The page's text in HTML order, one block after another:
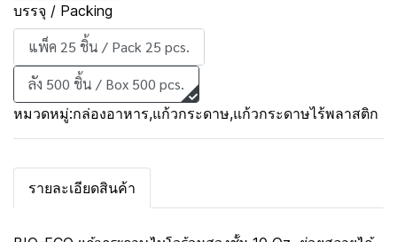
บรรจุ / Packing
แพ็ค 25 ชิ้น / Pack 25 pcs.
ลัง 500 ชิ้น / Box 500 pcs.
หมวดหมู่:กล่องอาหาร,แก้วกระดาษ,แก้วกระดาษไร้พลาสติก
รายละเอียดสินค้า